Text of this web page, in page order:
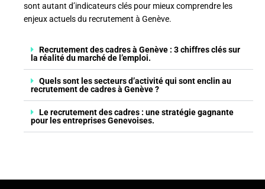
sont autant d’indicateurs clés pour mieux comprendre les
enjeux actuels du recrutement à Genève.
Recrutement des cadres à Genève : 3 chiffres clés sur
la réalité du marché de l’emploi.
Quels sont les secteurs d’activité qui sont enclin au
recrutement de cadres à Genève ?
Le recrutement des cadres : une stratégie gagnante
pour les entreprises Genevoises.